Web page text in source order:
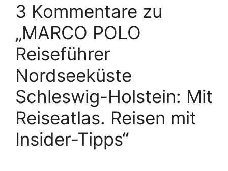
3 Kommentare zu
„MARCO POLO
Reiseführer
Nordseeküste
Schleswig-Holstein: Mit
Reiseatlas. Reisen mit
Insider-Tipps“